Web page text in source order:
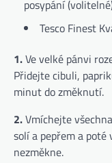
posypání
Tesco Finest
1.Ve velké pánvi
Přidejte cibuli,
minut do změknutí.
2.Vmíchejte
solí a pepřem a
nezměkne.